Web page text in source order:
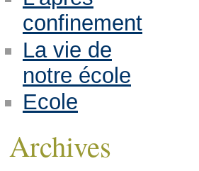
confinement
La vie de
notre école
Ecole
Archives